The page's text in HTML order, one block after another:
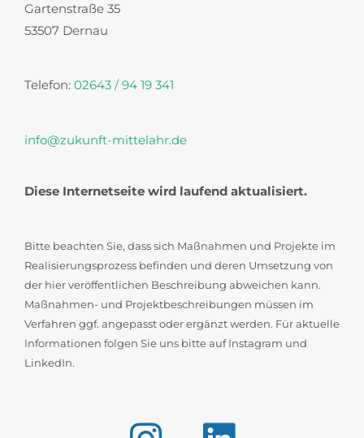
Gartenstraße 35
53507 Dernau
Telefon: 02643 / 94 19 341
info@zukunft-mittelahr.de
Diese Internetseite wird laufend aktualisiert.
Bitte beachten Sie, dass sich Maßnahmen und Projekte im
Realisierungsprozess befinden und deren Umsetzung von
der hier veröffentlichen Beschreibung abweichen kann.
Maßnahmen- und Projektbeschreibungen müssen im
Verfahren ggf. angepasst oder ergänzt werden. Für aktuelle
Informationen folgen Sie uns bitte auf Instagram und
LinkedIn.